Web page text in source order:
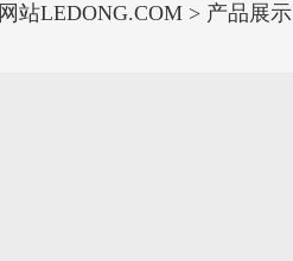
网站LEDONG.COM > 产品展示